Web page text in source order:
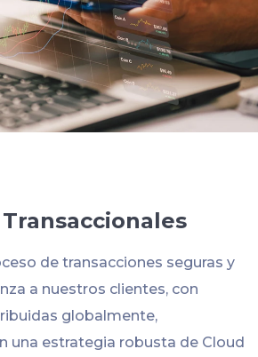
de transacciones seguras y
a nuestros clientes, con
globalmente,
una estrategia robusta de Cloud